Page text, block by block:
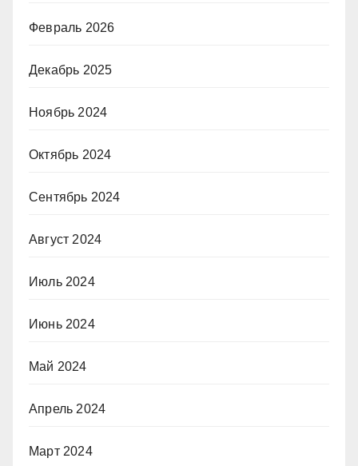
Февраль 2026
Декабрь 2025
Ноябрь 2024
Октябрь 2024
Сентябрь 2024
Август 2024
Июль 2024
Июнь 2024
Май 2024
Апрель 2024
Март 2024